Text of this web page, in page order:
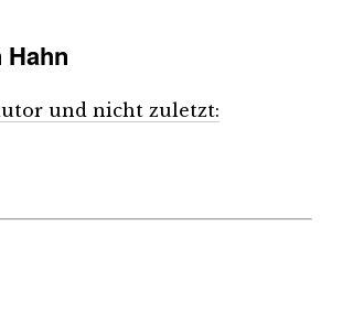
und nicht zuletzt: